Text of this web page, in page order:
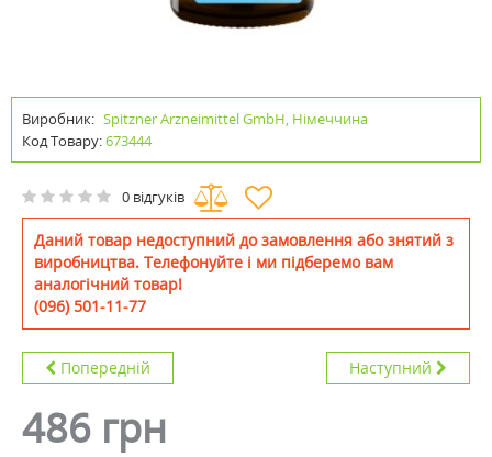
Виробник: Spitzner Arzneimittel GmbH, Німеччина
Код Товару:673444
0 відгуків
Даний товар недоступний до замовлення або знятий з
виробництва. Телефонуйте і ми підберемо вам
аналогічний товар!
(096) 501-11-77
Попередній Наступний
486 грн